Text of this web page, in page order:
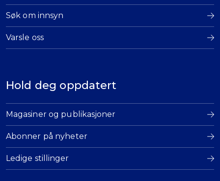
Søk om innsyn
Varsle oss
Hold deg oppdatert
Magasiner og publikasjoner
Abonner på nyheter
Ledige stillinger